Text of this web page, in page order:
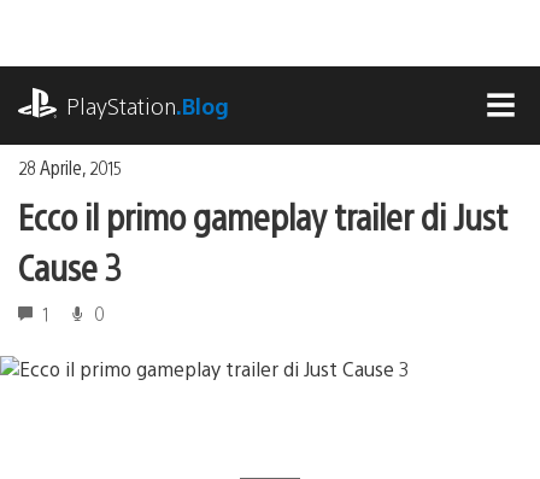
contenuto
PlayStation.Blog
28 Aprile, 2015
Ecco il primo gameplay trailer di Just
Cause 3
1 0